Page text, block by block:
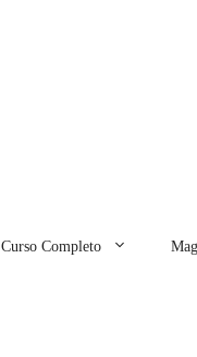
Curso Completo